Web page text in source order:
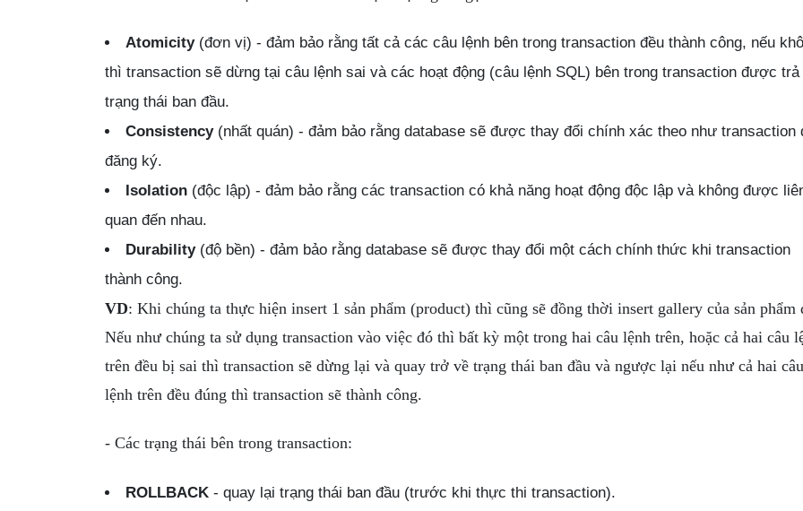
Atomicity(đơn vị) - đảm bảo rằng tất cả các câu lệnh bên trong transaction đều thành công, nếu
thì transaction sẽ dừng tại câu lệnh sai và các hoạt động (câu lệnh SQL) bên trong transaction được trả
trạng thái ban đầu.
Consistency (nhất quán) - đảm bảo rằng database sẽ được thay đổi chính xác theo như transaction
đăng ký.
Isolation (độc lập) - đảm bảo rằng các transaction có khả năng hoạt động độc lập và không được
quan đến nhau.
Durability (độ bền) - đảm bảo rằng database sẽ được thay đổi một cách chính thức khi transaction
thành công.
VD: Khi chúng ta thực hiện insert 1 sản phẩm (product) thì cũng sẽ đồng thời insert gallery của sản phẩm
Nếu như chúng ta sử dụng transaction vào việc đó thì bất kỳ một trong hai câu lệnh trên, hoặc cả hai câu
trên đều bị sai thì transaction sẽ dừng lại và quay trở về trạng thái ban đầu và ngược lại nếu như cả hai câu
lệnh trên đều đúng thì transaction sẽ thành công.
- Các trạng thái bên trong transaction:
ROLLBACK - quay lại trạng thái ban đầu (trước khi thực thi transaction).